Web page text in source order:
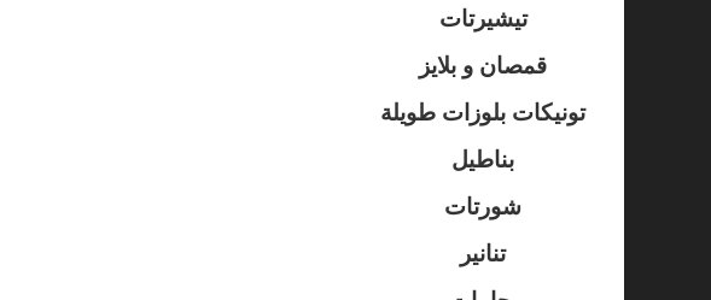
تيشيرتات
قمصان و بلايز
تونيكات بلوزات طويلة
بناطيل
شورتات
تنانير